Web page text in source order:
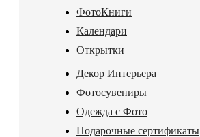
ФотоКниги
Календари
Открытки
Декор Интерьера
Фотосувениры
Одежда с Фото
Подарочные сертификаты